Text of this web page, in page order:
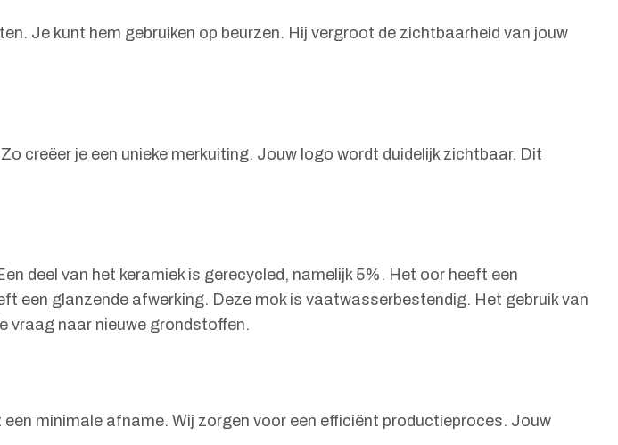
Je kunt hem gebruiken op beurzen. Hij vergroot de zichtbaarheid van jouw
creëer je een unieke merkuiting. Jouw logo wordt duidelijk zichtbaar. Dit
deel van het keramiek is gerecycled, namelijk 5%. Het oor heeft een
een glanzende afwerking. Deze mok is vaatwasserbestendig. Het gebruik van
vraag naar nieuwe grondstoffen.
minimale afname. Wij zorgen voor een efficiënt productieproces. Jouw